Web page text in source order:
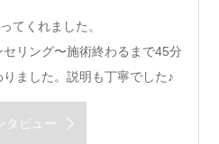
てくれました。
リング〜施術終わるまで45分
ました。説明も丁寧でした♪
タビュー